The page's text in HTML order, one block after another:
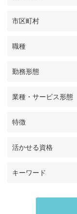
市区町村
職種
勤務形態
業種・サービス形態
特徴
活かせる資格
キーワード